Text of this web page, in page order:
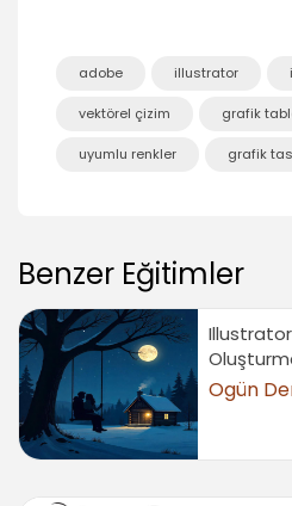
adobe illustrator
vektörel çizim grafik
uyumlu renkler grafik
Benzer Eğitimler
Ogün